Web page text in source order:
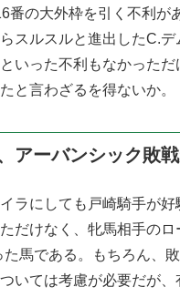
番の大外枠を引く不利が
スルスルと進出したC.
いった不利もなかった
と言わざるを得ないか。
アーバンシック敗
ラにしても戸崎騎手が好
だけなく、牝馬相手の
た馬である。もちろん、
いては考慮が必要だが